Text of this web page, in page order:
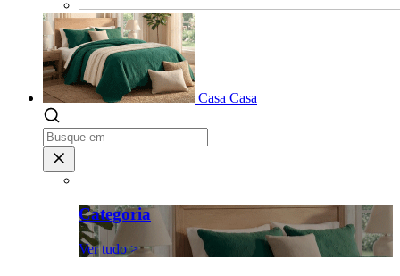
Casa Casa
Categoria
Ver tudo >